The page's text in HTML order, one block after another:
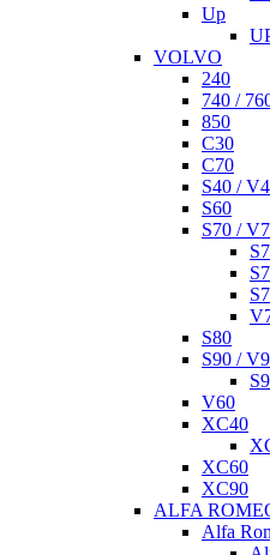
Up
VOLVO
240
740 /
850
C30
C70
S40 /
S60
S70 /
S80
S90 /
V60
XC40
XC60
XC90
ALFA
Alfa